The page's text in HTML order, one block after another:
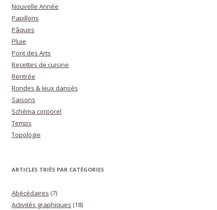
Nouvelle Année
Papillons
Pâques
Pluie
Pont des Arts
Recettes de cuisine
Rentrée
Rondes & Jeux dansés
Saisons
Schéma corporel
Temps
Topologie
ARTICLES TRIÉS PAR CATÉGORIES
Abécédaires (7)
Activités graphiques (18)